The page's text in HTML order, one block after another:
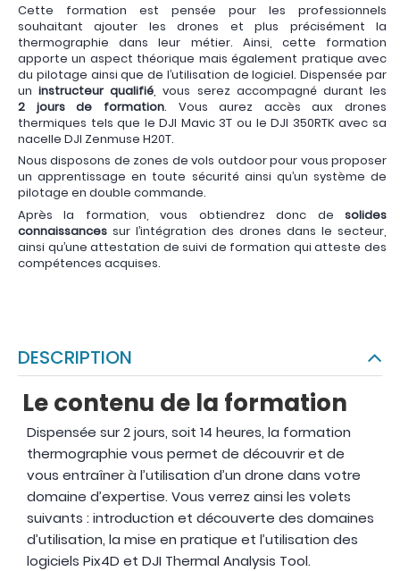
Cette formation est pensée pour les professionnels
souhaitant ajouter les drones et plus précisément la
thermographie dans leur métier. Ainsi, cette formation
apporte un aspect théorique mais également pratique avec
du pilotage ainsi que de l’utilisation de logiciel. Dispensée par
uninstructeur qualifié , vous serez accompagné durant les
2 jours de formation. Vous aurez accès aux drones
thermiques tels que le DJI Mavic 3T ou le DJI 350RTK avec sa
nacelle DJI Zenmuse H20T.
Nous disposons de zones de vols outdoor pour vous proposer
un apprentissage en toute sécurité ainsi qu’un système de
pilotage en double commande.
Après la formation, vous obtiendrez donc de solides
connaissances sur l’intégration des drones dans le secteur,
ainsi qu’une attestation de suivi de formation qui atteste des
compétences acquises.
DESCRIPTION
Le contenu de la formation
Dispensée sur 2 jours, soit 14 heures, la formation
thermographie vous permet de découvrir et de
vous entraîner à l’utilisation d’un drone dans votre
domaine d’expertise. Vous verrez ainsi les volets
suivants : introduction et découverte des domaines
d’utilisation, la mise en pratique et l’utilisation des
logiciels Pix4D et DJI Thermal Analysis Tool.